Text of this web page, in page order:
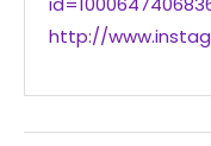
http://